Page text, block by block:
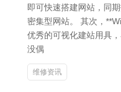
即可快速搭建网站，同
密集型网站。 其次，
优秀的可视化建站用具
没偶
维修资讯